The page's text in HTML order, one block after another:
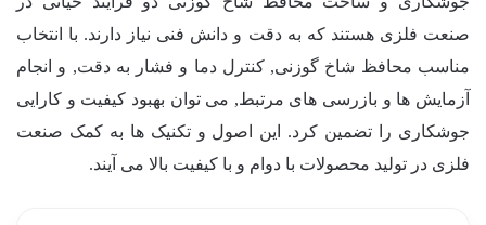
صنعت فلزی هستند که به دقت و دانش فنی نیاز دارند. با انتخاب
مناسب محافظ شاخ گوزنی, کنترل دما و فشار به دقت, و انجام
آزمایش ها و بازرسی های مرتبط, می توان بهبود کیفیت و کارایی
جوشکاری را تضمین کرد. این اصول و تکنیک ها به کمک صنعت
فلزی در تولید محصولات با دوام و با کیفیت بالا می آیند.